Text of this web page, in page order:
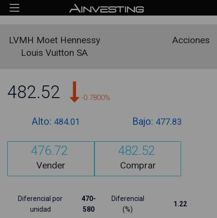
LVMH Moet Hennessy
Louis Vuitton SA
Acciones
482.52 -0.7800%
Alto: 484.01 Bajo: 477.83
476.72
Vender
482.52
Comprar
Diferencial por
unidad
470-
580
Diferencial
(%)
1.22